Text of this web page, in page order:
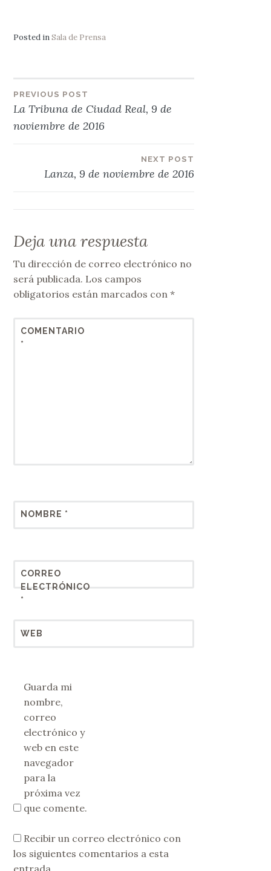
Posted inSala de Prensa
Navegación
de
PREVIOUS POST
La Tribuna de Ciudad Real, 9 de
noviembre de 2016
NEXT POST
Lanza, 9 de noviembre de 2016
Deja una respuesta
Tu dirección de correo electrónico no
será publicada. Los campos
obligatorios están marcados con*
COMENTARIO
*
NOMBRE *
CORREO
ELECTRÓNICO
*
WEB
Guarda mi
nombre,
correo
electrónico y
web en este
navegador
para la
próxima vez
que comente.
Recibir un correo electrónico con
los siguientes comentarios a esta